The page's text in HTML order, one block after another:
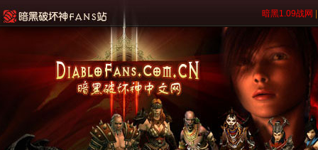
暗黑1.09战网